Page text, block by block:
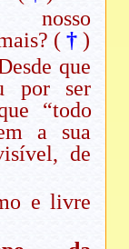
nosso
(† )
que
por ser
“todo
a sua
de
e livre